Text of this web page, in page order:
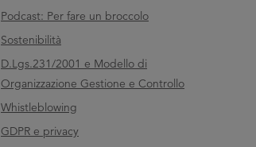
Podcast: Per fare un broccolo
Sostenibilità
D.Lgs.231/2001 e Modello di
Organizzazione Gestione e Controllo
Whistleblowing
GDPR e privacy